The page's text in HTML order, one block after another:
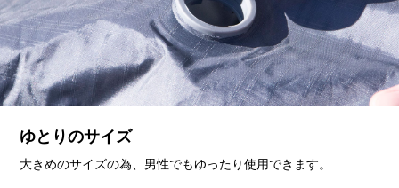
ゆとりのサイズ
大きめのサイズの為、男性でもゆったり使用できます。